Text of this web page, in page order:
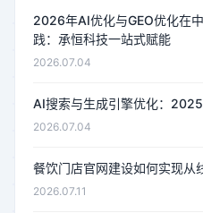
2026年AI优化与GEO优化在
践：承恒科技一站式赋能
2026.07.04
AI搜索与生成引擎优化：
2026.07.04
餐饮门店官网建设如何实现从
2026.07.11